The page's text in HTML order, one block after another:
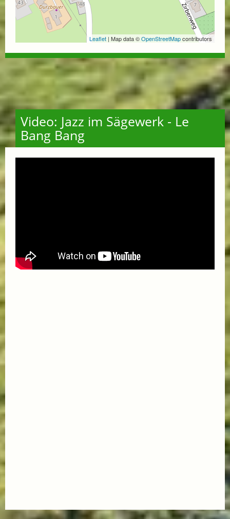
Leaflet | Map data ©OpenStreetMapcontributors
Video: Jazz im Sägewerk - Le
Bang Bang